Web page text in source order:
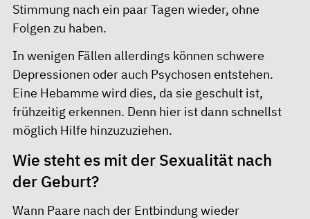
Stimmung nach ein paar Tagen wieder, ohne
Folgen zu haben.
In wenigen Fällen allerdings können schwere
Depressionen oder auch Psychosen entstehen.
Eine Hebamme wird dies, da sie geschult ist,
frühzeitig erkennen. Denn hier ist dann schnellst
möglich Hilfe hinzuzuziehen.
Wie steht es mit der Sexualität nach
der Geburt?
Wann Paare nach der Entbindung wieder